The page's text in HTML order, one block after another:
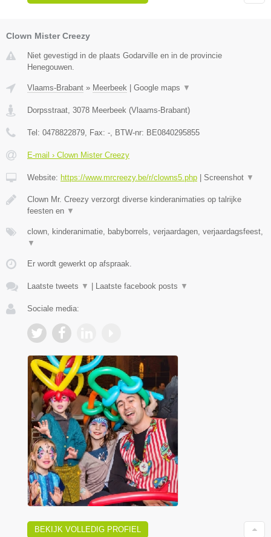
Clown Mister Creezy
Niet gevestigd in de plaats Godarville en in de provincie
Henegouwen.
Vlaams-Brabant » Meerbeek Google maps ▼
Dorpsstraat, 3078 Meerbeek (Vlaams-Brabant)
Tel: 0478822879, Fax: -, BTW-nr: BE0840295855
E-mail › Clown Mister Creezy
Website: https://www.mrcreezy.be/r/clowns5.php Screenshot ▼
Clown Mr. Creezy verzorgt diverse kinderanimaties op talrijke
feesten en ▼
clown, kinderanimatie, babyborrels, verjaardagen, verjaardagsfeest,
▼
Er wordt gewerkt op afspraak.
Laatste tweets ▼ Laatste facebook posts ▼
Sociale media:
BEKIJK VOLLEDIG PROFIEL